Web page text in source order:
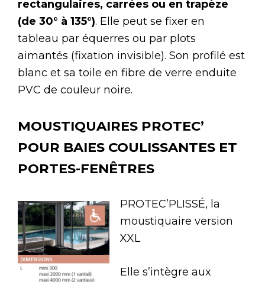
rectangulaires, carrées ou en trapèze
(de 30° à 135°). Elle peut se fixer en
tableau par équerres ou par plots
aimantés (fixation invisible). Son profilé est
blanc et sa toile en fibre de verre enduite
PVC de couleur noire.
MOUSTIQUAIRES PROTEC’
POUR BAIES COULISSANTES ET
PORTES-FENÊTRES
PROTEC’PLISSÉ, la
moustiquaire version
XXL
Elle s’intègre aux